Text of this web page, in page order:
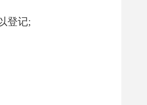
登记;